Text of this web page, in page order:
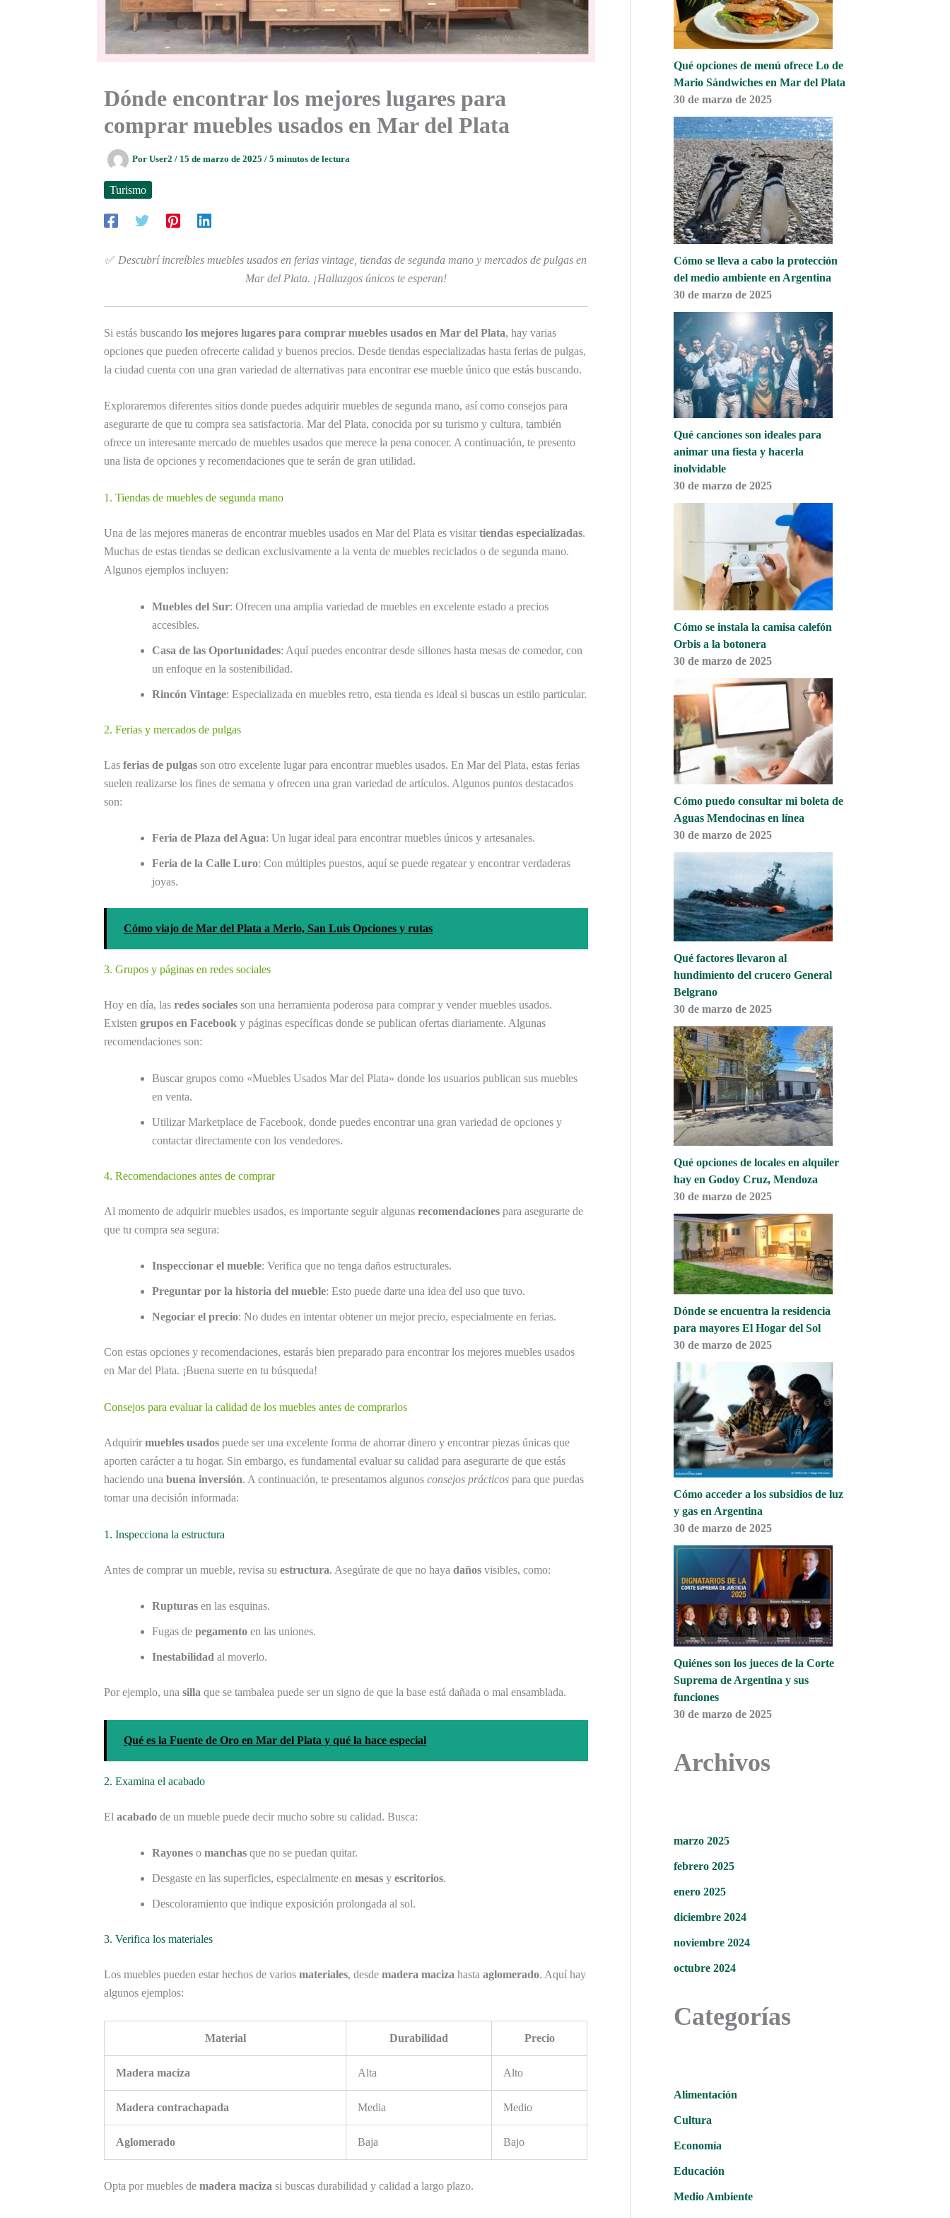
Dónde encontrar los mejores lugares para
comprar muebles usados en Mar del Plata
Por User2 / 15 de marzo de 2025 / 5 minutos de lectura
Turismo
✅ Descubrí increíbles muebles usados en ferias vintage, tiendas de segunda mano y mercados de pulgas en
Mar del Plata. ¡Hallazgos únicos te esperan!
Si estás buscando los mejores lugares para comprar muebles usados en Mar del Plata, hay varias
opciones que pueden ofrecerte calidad y buenos precios. Desde tiendas especializadas hasta ferias de pulgas,
la ciudad cuenta con una gran variedad de alternativas para encontrar ese mueble único que estás buscando.
Exploraremos diferentes sitios donde puedes adquirir muebles de segunda mano, así como consejos para
asegurarte de que tu compra sea satisfactoria. Mar del Plata, conocida por su turismo y cultura, también
ofrece un interesante mercado de muebles usados que merece la pena conocer. A continuación, te presento
una lista de opciones y recomendaciones que te serán de gran utilidad.
1. Tiendas de muebles de segunda mano
Una de las mejores maneras de encontrar muebles usados en Mar del Plata es visitar tiendas especializadas.
Muchas de estas tiendas se dedican exclusivamente a la venta de muebles reciclados o de segunda mano.
Algunos ejemplos incluyen:
Muebles del Sur: Ofrecen una amplia variedad de muebles en excelente estado a precios
accesibles.
Casa de las Oportunidades: Aquí puedes encontrar desde sillones hasta mesas de comedor, con
un enfoque en la sostenibilidad.
Rincón Vintage: Especializada en muebles retro, esta tienda es ideal si buscas un estilo particular.
2. Ferias y mercados de pulgas
Las ferias de pulgas son otro excelente lugar para encontrar muebles usados. En Mar del Plata, estas ferias
suelen realizarse los fines de semana y ofrecen una gran variedad de artículos. Algunos puntos destacados
son:
Feria de Plaza del Agua: Un lugar ideal para encontrar muebles únicos y artesanales.
Feria de la Calle Luro: Con múltiples puestos, aquí se puede regatear y encontrar verdaderas
joyas.
Cómo viajo de Mar del Plata a Merlo, San Luis Opciones y rutas
3. Grupos y páginas en redes sociales
Hoy en día, las redes sociales son una herramienta poderosa para comprar y vender muebles usados.
Existen grupos en Facebook y páginas específicas donde se publican ofertas diariamente. Algunas
recomendaciones son:
Buscar grupos como «Muebles Usados Mar del Plata» donde los usuarios publican sus muebles
en venta.
Utilizar Marketplace de Facebook, donde puedes encontrar una gran variedad de opciones y
contactar directamente con los vendedores.
4. Recomendaciones antes de comprar
Al momento de adquirir muebles usados, es importante seguir algunas recomendaciones para asegurarte de
que tu compra sea segura:
Inspeccionar el mueble: Verifica que no tenga daños estructurales.
Preguntar por la historia del mueble: Esto puede darte una idea del uso que tuvo.
Negociar el precio: No dudes en intentar obtener un mejor precio, especialmente en ferias.
Con estas opciones y recomendaciones, estarás bien preparado para encontrar los mejores muebles usados
en Mar del Plata. ¡Buena suerte en tu búsqueda!
Consejos para evaluar la calidad de los muebles antes de comprarlos
Adquirir muebles usados puede ser una excelente forma de ahorrar dinero y encontrar piezas únicas que
aporten carácter a tu hogar. Sin embargo, es fundamental evaluar su calidad para asegurarte de que estás
haciendo una buena inversión. A continuación, te presentamos algunos consejos prácticos para que puedas
tomar una decisión informada:
1. Inspecciona la estructura
Antes de comprar un mueble, revisa su estructura. Asegúrate de que no haya daños visibles, como:
Rupturas en las esquinas.
Fugas de pegamento en las uniones.
Inestabilidad al moverlo.
Por ejemplo, una silla que se tambalea puede ser un signo de que la base está dañada o mal ensamblada.
Qué es la Fuente de Oro en Mar del Plata y qué la hace especial
2. Examina el acabado
El acabado de un mueble puede decir mucho sobre su calidad. Busca:
Rayones o manchas que no se puedan quitar.
Desgaste en las superficies, especialmente en mesas y escritorios.
Descoloramiento que indique exposición prolongada al sol.
3. Verifica los materiales
Los muebles pueden estar hechos de varios materiales, desde madera maciza hasta aglomerado. Aquí hay
algunos ejemplos:
Material Durabilidad Precio
Madera maciza Alta Alto
Madera contrachapada Media Medio
Aglomerado Baja Bajo
Opta por muebles de madera maciza si buscas durabilidad y calidad a largo plazo.
Qué opciones de menú ofrece Lo de
Mario Sándwiches en Mar del Plata
30 de marzo de 2025
Cómo se lleva a cabo la protección
del medio ambiente en Argentina
30 de marzo de 2025
Qué canciones son ideales para
animar una fiesta y hacerla
inolvidable
30 de marzo de 2025
Cómo se instala la camisa calefón
Orbis a la botonera
30 de marzo de 2025
Cómo puedo consultar mi boleta de
Aguas Mendocinas en línea
30 de marzo de 2025
Qué factores llevaron al
hundimiento del crucero General
Belgrano
30 de marzo de 2025
Qué opciones de locales en alquiler
hay en Godoy Cruz, Mendoza
30 de marzo de 2025
Dónde se encuentra la residencia
para mayores El Hogar del Sol
30 de marzo de 2025
Cómo acceder a los subsidios de luz
y gas en Argentina
30 de marzo de 2025
Quiénes son los jueces de la Corte
Suprema de Argentina y sus
funciones
30 de marzo de 2025
Archivos
marzo 2025
febrero 2025
enero 2025
diciembre 2024
noviembre 2024
octubre 2024
Categorías
Alimentación
Cultura
Economía
Educación
Medio Ambiente